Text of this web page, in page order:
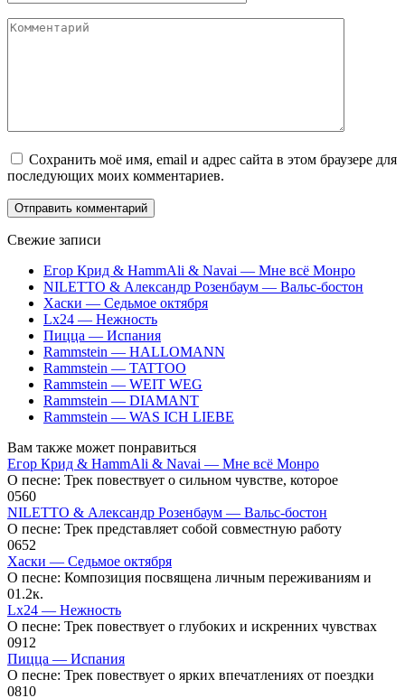
Комментарий
Сохранить моё имя, email и адрес сайта в этом браузере для
последующих моих комментариев.
Свежие записи
Егор Крид & HammAli & Navai — Мне всё Монро
NILETTO & Александр Розенбаум — Вальс-бостон
Хаски — Седьмое октября
Lx24 — Нежность
Пицца — Испания
Rammstein — HALLOMANN
Rammstein — TATTOO
Rammstein — WEIT WEG
Rammstein — DIAMANT
Rammstein — WAS ICH LIEBE
Вам также может понравиться
Егор Крид & HammAli & Navai — Мне всё Монро
О песне: Трек повествует о сильном чувстве, которое
0560
NILETTO & Александр Розенбаум — Вальс-бостон
О песне: Трек представляет собой совместную работу
0652
Хаски — Седьмое октября
О песне: Композиция посвящена личным переживаниям и
01.2к.
Lx24 — Нежность
О песне: Трек повествует о глубоких и искренних чувствах
0912
Пицца — Испания
О песне: Трек повествует о ярких впечатлениях от поездки
0810